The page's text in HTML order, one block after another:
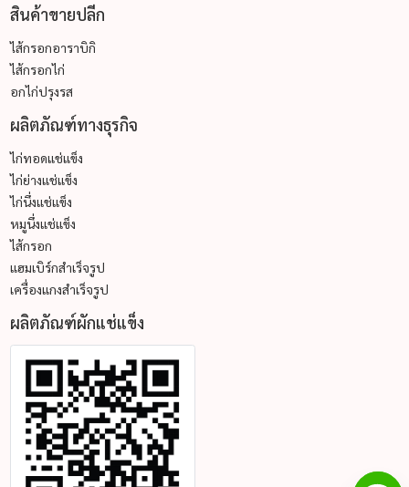
สินค้าขายปลีก
ไส้กรอกอาราบิกิ
ไส้กรอกไก่
อกไก่ปรุงรส
ผลิตภัณฑ์ทางธุรกิจ
ไก่ทอดแช่แข็ง
ไก่ย่างแช่แข็ง
ไก่นึ่งแช่แข็ง
หมูนึ่งแช่แข็ง
ไส้กรอก
แฮมเบิร์กสำเร็จรูป
เครื่องแกงสำเร็จรูป
ผลิตภัณฑ์ผักแช่แข็ง